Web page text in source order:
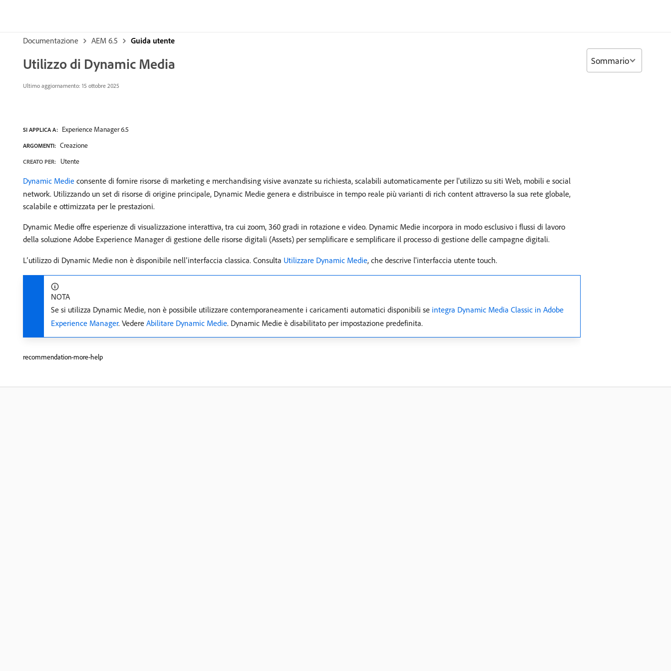
Documentazione AEM 6.5 Guida utente
Utilizzo di Dynamic Media
Ultimo aggiornamento: 15 ottobre 2025
SI APPLICA A: Experience Manager 6.5
ARGOMENTI: Creazione
CREATO PER: Utente
Dynamic Medie consente di fornire risorse di marketing e merchandising visive avanzate su richiesta, scalabili automaticamente per l'utilizzo su siti Web, mobili e social
network. Utilizzando un set di risorse di origine principale, Dynamic Medie genera e distribuisce in tempo reale più varianti di rich content attraverso la sua rete globale,
scalabile e ottimizzata per le prestazioni.
Dynamic Medie offre esperienze di visualizzazione interattiva, tra cui zoom, 360 gradi in rotazione e video. Dynamic Medie incorpora in modo esclusivo i flussi di lavoro
della soluzione Adobe Experience Manager di gestione delle risorse digitali (Assets) per semplificare e semplificare il processo di gestione delle campagne digitali.
L’utilizzo di Dynamic Medie non è disponibile nell’interfaccia classica. Consulta Utilizzare Dynamic Medie, che descrive l'interfaccia utente touch.
NOTA
Se si utilizza Dynamic Medie, non è possibile utilizzare contemporaneamente i caricamenti automatici disponibili se integra Dynamic Media Classic in Adobe
Experience Manager. Vedere Abilitare Dynamic Medie. Dynamic Medie è disabilitato per impostazione predefinita.
recommendation-more-help
Sommario